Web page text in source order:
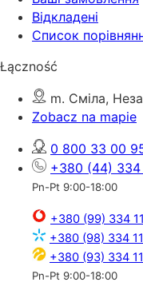
Відкладені
Список
Łączność
m. Сміла,
Zobacz na mapie
0 800 33 00
+380 (44) 334
Pn-Pt 9:00-18:00
+380 (99) 334
+380 (98) 334
+380 (93) 334
Pn-Pt 9:00-18:00